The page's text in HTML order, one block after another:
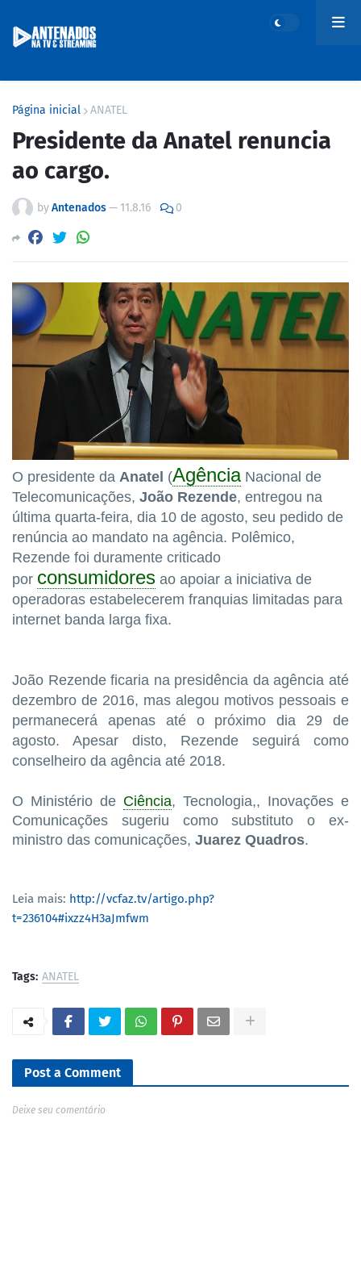
Página inicial ANATEL
Presidente da Anatel renuncia
ao cargo.
byAntenados— 11.8.16 0
O presidente da Anatel (Agência Nacional de
Telecomunicações, João Rezende, entregou na
última quarta-feira, dia 10 de agosto, seu pedido de
renúncia ao mandato na agência. Polêmico,
Rezende foi duramente criticado
por consumidores ao apoiar a iniciativa de
operadoras estabelecerem franquias limitadas para
internet banda larga fixa.
João Rezende ficaria na presidência da agência até
dezembro de 2016, mas alegou motivos pessoais e
permanecerá apenas até o próximo dia 29 de
agosto. Apesar disto, Rezende seguirá como
conselheiro da agência até 2018.
O Ministério de Ciência, Tecnologia,, Inovações e
Comunicações sugeriu como substituto o ex-
ministro das comunicações, Juarez Quadros.
Leia mais: http://vcfaz.tv/artigo.php?
t=236104#ixzz4H3aJmfwm
Tags: ANATEL
Post a Comment
Deixe seu comentário